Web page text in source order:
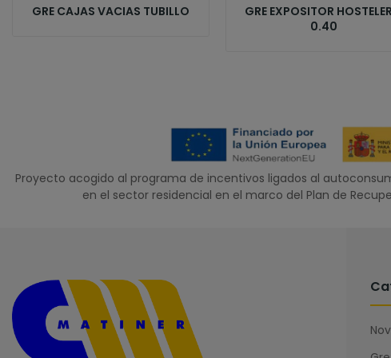
GRE CAJAS VACIAS TUBILLO
GRE EXPOSITOR
0.40
Proyecto acogido al programa de incentivos ligados al
en el sector residencial en el marco del Plan de